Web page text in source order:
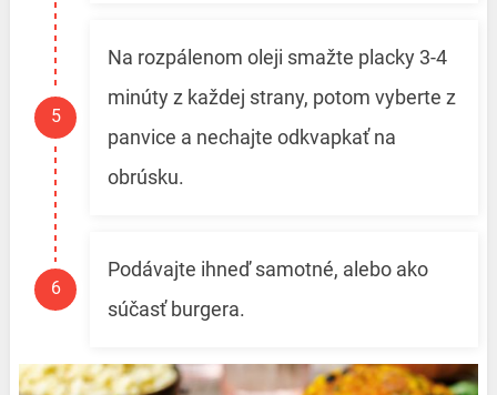
Na rozpálenom oleji smažte placky 3-4
minúty z každej strany, potom vyberte z
panvice a nechajte odkvapkať na
obrúsku.
Podávajte ihneď samotné, alebo ako
súčasť burgera.